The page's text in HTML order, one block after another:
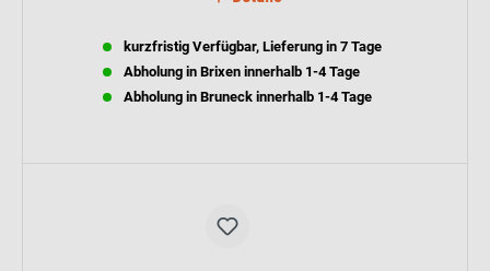
kurzfristig Verfügbar, Lieferung in 7 Tage
Abholung in Brixen innerhalb 1-4 Tage
Abholung in Bruneck innerhalb 1-4 Tage